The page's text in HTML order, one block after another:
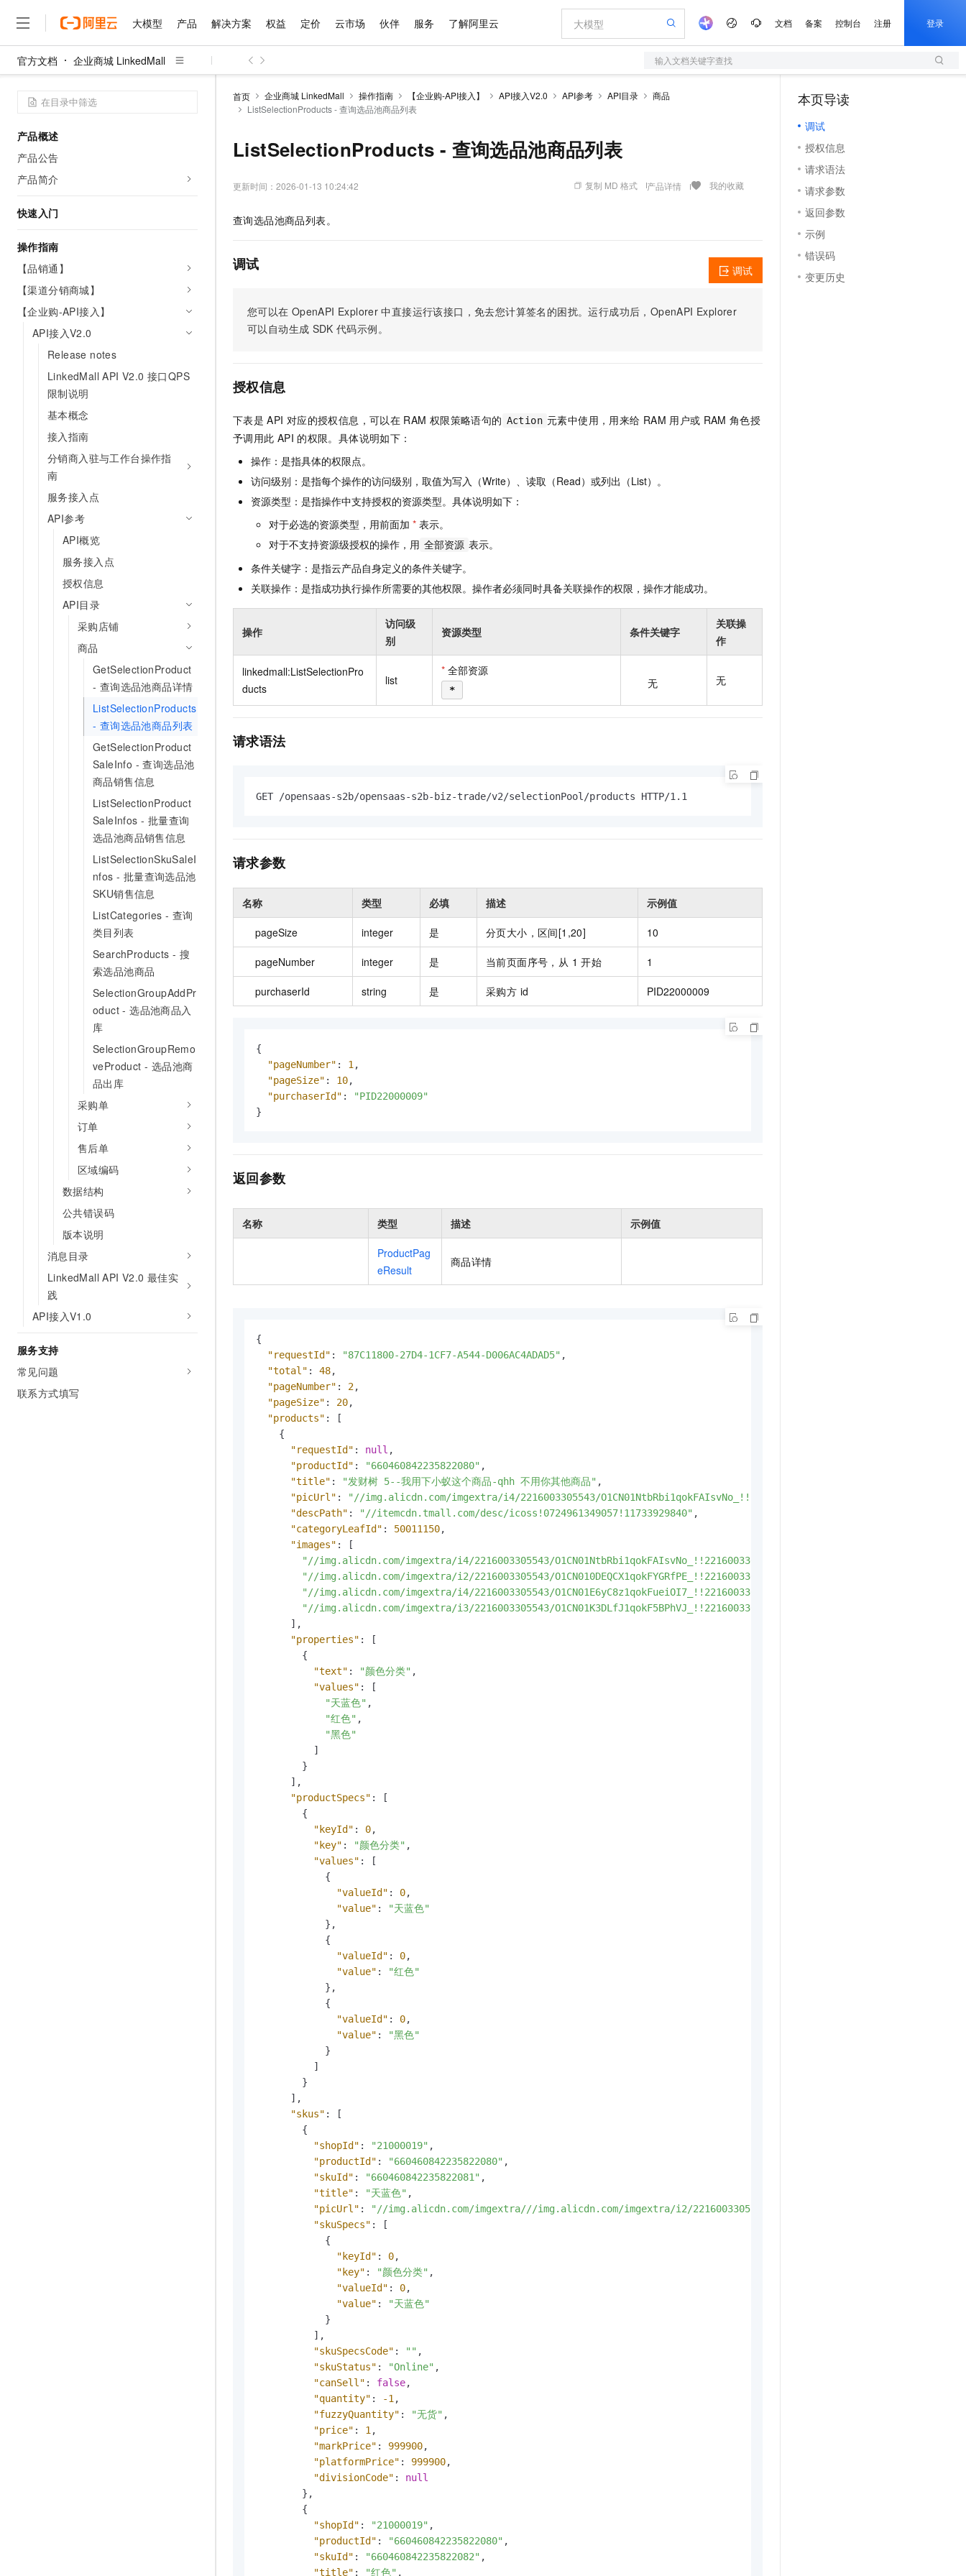
大模型 产品 解决方案 权益 定价 云市场 伙伴 服务 了解阿里云 文档 备案 控制台 注册 登录
官方文档 企业商城 LinkedMall 输入文档关键字查找
产品概述
产品公告
产品简介
快速入门
操作指南
【品销通】
【渠道分销商城】
【企业购-API接入】
API接入V2.0
Release notes
LinkedMall API V2.0 接口QPS
限制说明
基本概念
接入指南
分销商入驻与工作台操作指
南
服务接入点
API参考
API概览
服务接入点
授权信息
API目录
采购店铺
商品
GetSelectionProduct
- 查询选品池商品详情
ListSelectionProducts
- 查询选品池商品列表
GetSelectionProduct
SaleInfo - 查询选品池
商品销售信息
ListSelectionProduct
SaleInfos - 批量查询
选品池商品销售信息
ListSelectionSkuSaleI
nfos - 批量查询选品池
SKU销售信息
ListCategories - 查询
类目列表
SearchProducts - 搜
索选品池商品
SelectionGroupAddPr
oduct - 选品池商品入
库
SelectionGroupRemo
veProduct - 选品池商
品出库
采购单
订单
售后单
区域编码
数据结构
公共错误码
版本说明
消息目录
LinkedMall API V2.0 最佳实
践
API接入V1.0
服务支持
常见问题
联系方式填写
首页 企业商城 LinkedMall 操作指南 【企业购-API接入】 API接入V2.0 API参考 API目录
商品
ListSelectionProducts - 查询选品池商品列表
ListSelectionProducts - 查询选品池商品列表
更新时间： 2026-01-13 10:24:42 复制 MD 格式 产品详情 我的收藏
查询选品池商品列表。
调试
您可以在 OpenAPI Explorer 中直接运行该接口，免去您计算签名的困扰。运行成功后，OpenAPI Explorer
可以自动生成 SDK 代码示例。
调试
授权信息
下表是 API 对应的授权信息，可以在 RAM 权限策略语句的 Action 元素中使用，用来给 RAM 用户或 RAM 角色授
予调用此 API 的权限。具体说明如下：
操作：是指具体的权限点。
访问级别：是指每个操作的访问级别，取值为写入（Write）、读取（Read）或列出（List）。
资源类型：是指操作中支持授权的资源类型。具体说明如下：
对于必选的资源类型，用前面加 * 表示。
对于不支持资源级授权的操作，用 全部资源 表示。
条件关键字：是指云产品自身定义的条件关键字。
关联操作：是指成功执行操作所需要的其他权限。操作者必须同时具备关联操作的权限，操作才能成功。
操作
访问级
别
资源类型 条件关键字
关联操
作
linkedmall:ListSelectionPro
ducts
list
* 全部资源
* 无 无
请求语法
GET /opensaas-s2b/opensaas-s2b-biz-trade/v2/selectionPool/products HTTP/1.1
请求参数
名称 类型 必填 描述 示例值
pageSize integer 是 分页大小，区间[1,20] 10
pageNumber integer 是 当前页面序号，从 1 开始 1
purchaserId string 是 采购方 id PID22000009
{
"pageNumber" : 1 ,
"pageSize" : 10,
"purchaserId" :
"PID22000009"
}
返回参数
名称 类型 描述 示例值
ProductPag
eResult
商品详情
{
"requestId" : "87C11800-27D4-1CF7-A544-D006AC4ADAD5" ,
"total" : 48,
"pageNumber" : 2,
"pageSize" : 20,
"products" :
[
{
"requestId" : null ,
"productId" : "660460842235822080" ,
"title" : "发财树 5--我用下小蚁这个商品-qhh 不用你其他商品" ,
"picUrl" : "//img.alicdn.com/imgextra/i4/2216003305543/O1CN01NtbRbi1qokFAIsvNo_!!2216003305543.jpg"
"descPath" : "//itemcdn.tmall.com/desc/icoss!0724961349057!11733929840" ,
"categoryLeafId" : 50011150,
"images" :
[
"//img.alicdn.com/imgextra/i4/2216003305543/O1CN01NtbRbi1qokFAIsvNo_!!2216003305543.jpg"
"//img.alicdn.com/imgextra/i2/2216003305543/O1CN010DEQCX1qokFYGRfPE_!!2216003305543.png"
"//img.alicdn.com/imgextra/i4/2216003305543/O1CN01E6yC8z1qokFueiOI7_!!2216003305543.jpg"
"//img.alicdn.com/imgextra/i3/2216003305543/O1CN01K3DLfJ1qokF5BPhVJ_!!2216003305543.jpg"
] ,
"properties" :
[
{
"text" : "颜色分类" ,
"values" :
[
"天蓝色" ,
"红色" ,
"黑色"
]
}
] ,
"productSpecs" :
[
{
"keyId" : 0,
"key" : "颜色分类" ,
"values" :
[
{
"valueId" : 0,
"value" :
"天蓝色"
} ,
{
"valueId" : 0,
"value" :
"红色"
} ,
{
"valueId" : 0,
"value" :
"黑色"
}
]
}
] ,
"skus" :
[
{
"shopId" : "21000019" ,
"productId" : "660460842235822080" ,
"skuId" : "660460842235822081" ,
"title" : "天蓝色" ,
"picUrl" :
"//img.alicdn.com/imgextra///img.alicdn.com/imgextra/i2/2216003305543/
"skuSpecs" :
[
{
"keyId" : 0,
"key" : "颜色分类" ,
"valueId" : 0,
"value" :
"天蓝色"
}
] ,
"skuSpecsCode" : "" ,
"skuStatus" : "Online" ,
"canSell" : false,
"quantity" : -1 ,
"fuzzyQuantity" : "无货" ,
"price" : 1 ,
"markPrice" : 999900,
"platformPrice" : 999900,
"divisionCode" :
null
} ,
{
"shopId" : "21000019" ,
"productId" : "660460842235822080" ,
"skuId" : "660460842235822082" ,
"title" : "红色" ,
本页导读
调试
授权信息
请求语法
请求参数
返回参数
示例
错误码
变更历史
大模型
千问AI平台 大模型服务平台百炼
大模型
文本生成
Qwen3.8-Max HOT
Qwen3.7-Plus
Qwen3-VL-Plus
视觉 Coding、空间感知、多模态思考等全面升级
GLM-5.2
图片和视频生成
Wan2.7-T2V
语音识别与合成
Qwen3-TTS-Flash
大模型服务
千问AI平台-Token Plan NEW
千问AI平台-模型体验
在线体验全尺寸、多种模态的模型效果
Happy 系列大模型
新一代 AI 视频生成模型，深度适配广告营销等场景
大模型服务平台百炼-应用模版
灵活可视化地构建企业级 Agent
人工智能平台 PAI
Qoder HOT
大模型解决方案
快速部署 Dify，高效搭建 AI 应用 10分钟微调：让0.6B模型媲美235B模型 多模态数据信息提取
从文本、图片、视频中提取结构化的属性信息
产品
精选产品
计算
容器
网络与CDN
安全
数据库
媒体服务
企业服务与云通信
域名与网站
终端用户计算
Serverless
开发工具
迁移与运维管理
精选产品
大模型服务平台百炼 大模型
千问大模型 大模型
随时随地安全接入的云上超级电脑
面向分析的企业级SaaS模式云数据仓库
域名与网站
对象存储 OSS
提供一站式管理容器应用的 K8s 服务
云数据库 RDS
100%兼容MySQL、PostgreSQL，兼容Oracle，支持集中和分布式
云原生的云上边界网络安全防护产品
轻量应用服务器
数字证书管理服务（原SSL证书）
实现全站HTTPS，呈现可信的WEB访问
短信服务
大数据开发治理平台 DataWorks
解决方案
精选解决方案
互联网应用开发
大数据
现代化应用
安全
网络
上云与迁云
企业出海
政企业务
精选解决方案
千问办公，解锁你的工作新方式 NEW
Agency Agents：拥有专属领域专家
睿译宝，AI翻译排版一步到位
GLM-5.2：长任务时代开源旗舰模型 即刻拥有 DeepSeek-V4-Pro
以可视化方式快速构建移动和 PC 门户网站
一句话生成原生可编辑精美 PPT 文稿
输入一句话想法, 轻松生成专业的 PPT
一键部署幻兽帕鲁游戏服务器
一键购买专属联机服务器，轻松开启游戏
漫剧工坊：一站式动画创作平台
快速生产连贯的高质量长漫剧
10 分钟搭建微信、支付宝小程序
高效部署网站，快速应用到小程序
权益 普惠上云
普惠上云 官方力荐
官方推荐返现计划
高校专属算力普惠，学生认证享300元代金券
免费试用
最高领取价值200元试用点，立即开启云上创新
AI 产品 免费试用
140+云产品 免费试用
产品新客免费试用，最长12个月
大模型ACA认证体验
助力企业全员 AI 认知与能力提升
AI 特惠
智启 AI 普惠权益
阿里云 OPC 创新助力计划
送.CN域名，送备案服务码
AI 场景体验
AI 电商营销
0 代码专业建站，无忧落地极速上线
AI助力短剧漫剧创作，剧本、分镜、视频高效生成
AI 活动
AI 生产力先锋
先锋实践拓展 AI 生产力的边界
飞天发布时刻
所见，即是所愿
AI 实训营
从基础到进阶，Agent 创客手把手教你
创新加速
定价 产品定价
了解云产品的定价详情
云上成本管理
价格计算器
自助选配和估算价格
价格优势
配置报价器
阿里云 OPC 创新助力计划
Token 补贴，五大权
益加速 OPC 成功
云市场 精选商城
网站建设
友盟天域
观测云
蓝凌 OA
行业生态解决方案
开发者生态解决方案
数据与 API
数据集
身份实名认证
OA 办公系统
财税管理
基础软件
宝塔 Linux
CentOS
Docker
Ubuntu
专业服务
公司注册
上云迁移
代维服务
伙伴 成为销售伙伴
分销伙伴
AI 大模型销售与服务生态合作计划
成为产品伙伴
产品生态集成认证中心
产品生态伙伴工作台
产品伙伴合作计划
云存储合作计划
数据库合作计划
服务伙伴合作计划
Al MaaS 服务伙伴赋能合作
伙伴信用分合作计划
更多支持
合作伙伴培训与认证
查询合作伙伴
登录合作伙伴管理后台
服务 售前咨询
在线服务
售后服务
自助服务
短信专区
企业增值服务
企业支持计划
企业增值服务台
阿里云认证
全部认证
训练营
开发者社区
镜像站
我要反馈
我要建议
我要投诉
了解阿里云 为什么选择阿里云
什么是云计算
安全合规
分析师报告
AI 算法大赛
云开发大赛
最佳实践
云上春晚
云栖战略参考
市场活动
云栖大会
活动全景
加入我们
校园招聘